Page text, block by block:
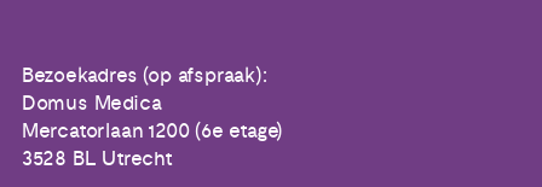
Bezoekadres (op afspraak):
Domus Medica
Mercatorlaan 1200 (6e etage)
3528 BL Utrecht